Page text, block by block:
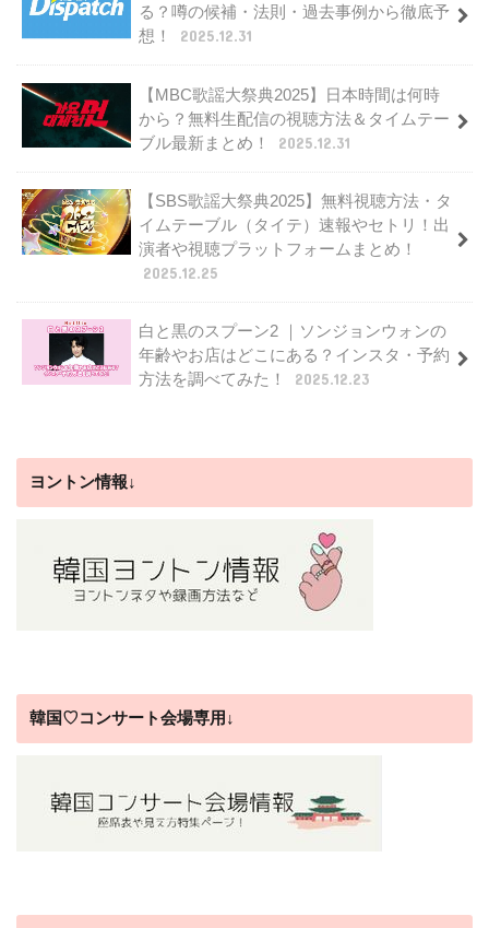
る？噂の候補・法則・過去事例から徹底予
想！
2025.12.31
【MBC歌謡大祭典2025】日本時間は何時
から？無料生配信の視聴方法＆タイムテー
ブル最新まとめ！
2025.12.31
【SBS歌謡大祭典2025】無料視聴方法・タ
イムテーブル（タイテ）速報やセトリ！出
演者や視聴プラットフォームまとめ！
2025.12.25
白と黒のスプーン2 ｜ソンジョンウォンの
年齢やお店はどこにある？インスタ・予約
方法を調べてみた！
2025.12.23
ヨントン情報↓
韓国♡コンサート会場専用↓